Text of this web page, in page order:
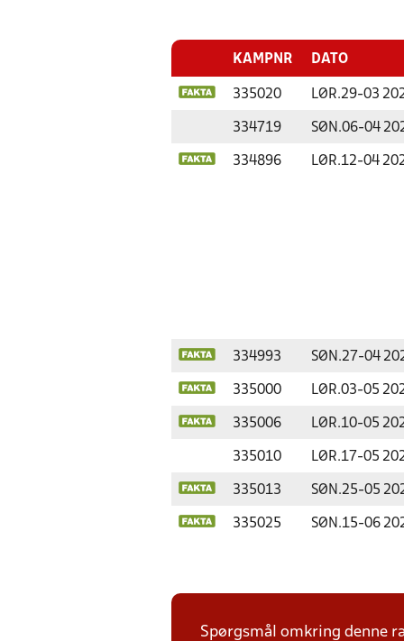
KAMPNR DATO
335020 LØR.29-03
334719 SØN.06-04
334896 LØR.12-04
334993 SØN.27-04
335000 LØR.03-05
335006 LØR.10-05
335010 LØR.17-05
335013 SØN.25-05
335025 SØN.15-06
Spørgsmål omkring denne